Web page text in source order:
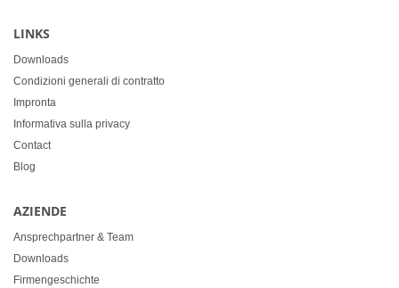
LINKS
Downloads
Condizioni generali di contratto
Impronta
Informativa sulla privacy
Contact
Blog
AZIENDE
Ansprechpartner & Team
Downloads
Firmengeschichte